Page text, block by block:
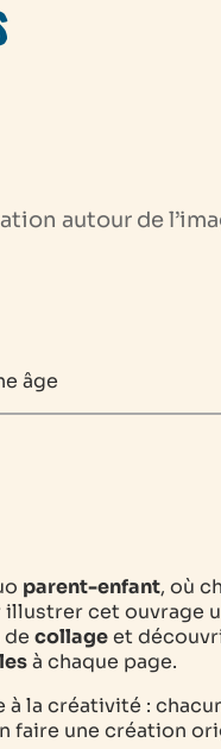
autour de
âge
parent-enfant, où
illustrer cet ouvrage
collageet
à chaque page.
à la créativité :
faire une création